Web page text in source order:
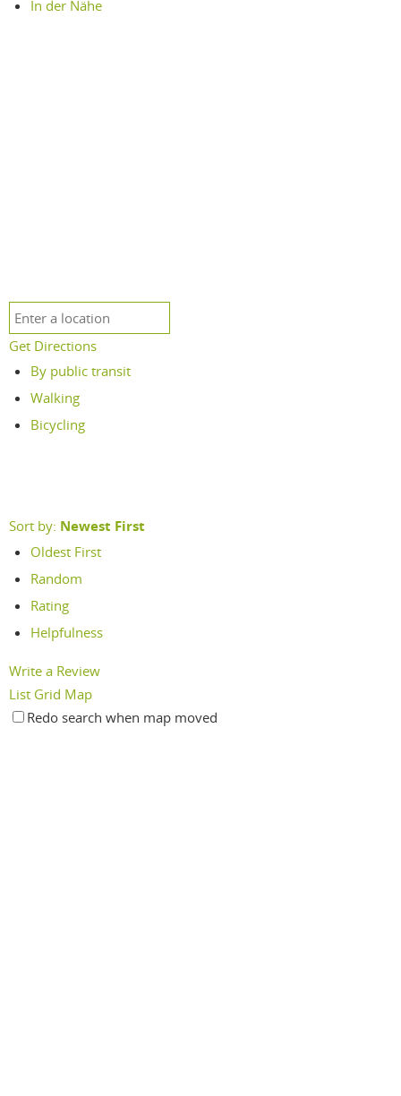
In der Nähe
Get Directions
By public transit
Walking
Bicycling
Sort by: Newest First
Oldest First
Random
Rating
Helpfulness
Write a Review
List Grid Map
Redo search when map moved